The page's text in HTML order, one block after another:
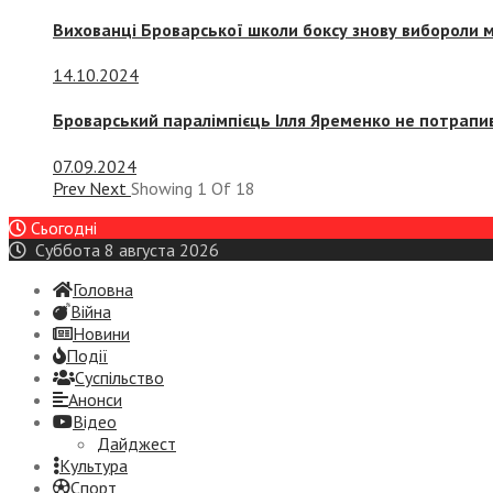
Вихованці Броварської школи боксу знову вибороли
14.10.2024
Броварський паралімпієць Ілля Яременко не
07.09.2024
Prev Next Showing 1 Of 18
Сьогодні
Суббота 8 августа 2026
Головна
Війна
Новини
Події
Суспiльство
Анонси
Відео
Дайджест
Культура
Спорт